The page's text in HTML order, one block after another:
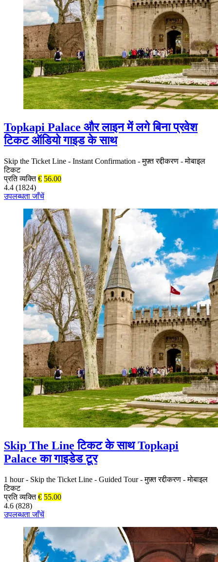
Topkapi Palace और लाइन में लगे बिना प्रवेश
टिकट ऑडियो गाइड के साथ
Skip the Ticket Line - Instant Confirmation - मुफ़्त रद्दीकरण - मोबाइल
टिकट
प्रति व्यक्ति € 56.00
4.4 (1824)
उपलब्धता जाँचें
Skip The Line टिकट के साथ Topkapi
Palace का गाइडेड टूर
1 hour - Skip the Ticket Line - Guided Tour - मुफ़्त रद्दीकरण - मोबाइल
टिकट
प्रति व्यक्ति € 55.00
4.6 (828)
उपलब्धता जाँचें